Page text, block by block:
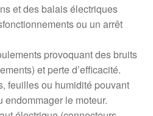
et des balais électriques
ou un arrêt
provoquant des bruits
et perte d’efficacité.
feuilles ou humidité pouvant
endommager le moteur.